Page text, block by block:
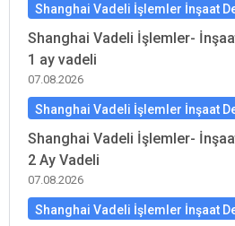
Shanghai Vadeli İşlemler İnşaat
Shanghai Vadeli İşlemler-
1 ay vadeli
07.08.2026
Shanghai Vadeli İşlemler İnşaat
Shanghai Vadeli İşlemler-
2 Ay Vadeli
07.08.2026
Shanghai Vadeli İşlemler İnşaat